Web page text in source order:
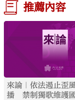
推薦內容
來論｜依法遏止歪
播 禁制獨歌維護